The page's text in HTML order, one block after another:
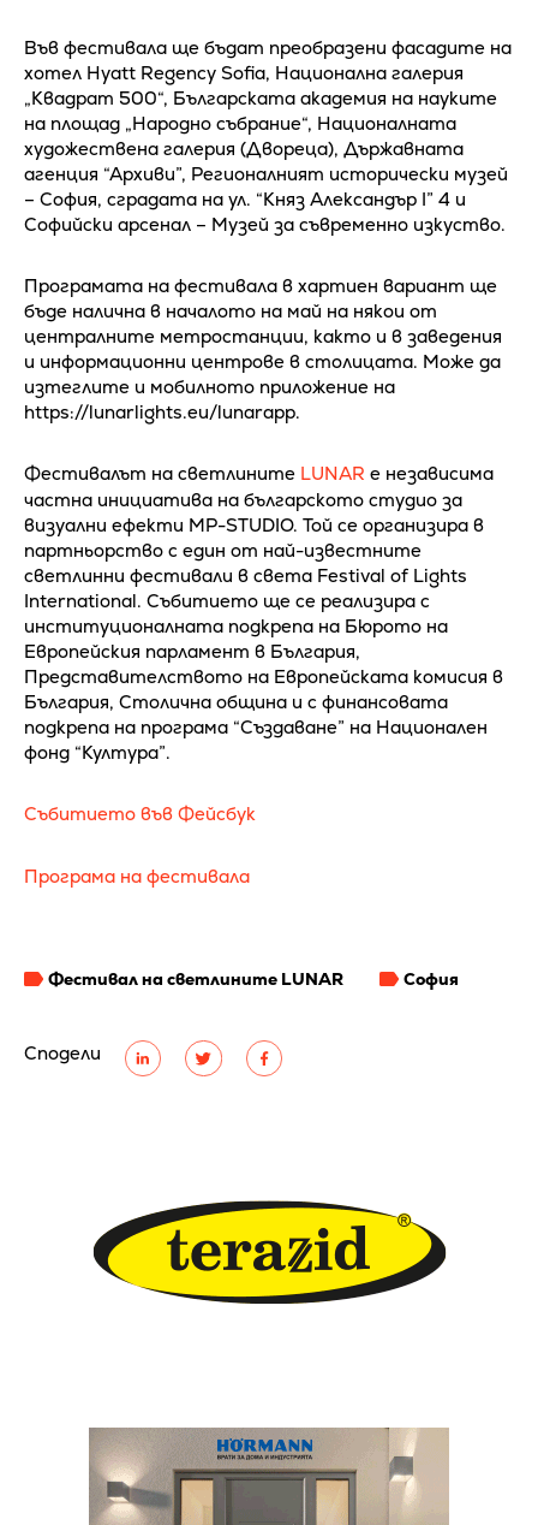
Сподели
Във фестивала ще бъдат преобразени фасадите на
хотел Hyatt Regency Sofia, Национална галерия
„Квадрат 500“, Българската академия на науките
на площад „Народно събрание“, Националната
художествена галерия (Двореца), Държавната
агенция “Архиви”, Регионалният исторически музей
– София, сградата на ул. “Княз Александър I” 4 и
Софийски арсенал – Музей за съвременно изкуство.
Програмата на фестивала в хартиен вариант ще
бъде налична в началото на май на някои от
централните метростанции, както и в заведения
и информационни центрове в столицата. Може да
изтеглите и мобилното приложение на
https://lunarlights.eu/lunarapp.
Фестивалът на светлините LUNAR e независима
частна инициатива на българското студио за
визуални ефекти MP-STUDIO. Той се организира в
партньорство с един от най-известните
светлинни фестивали в света Festival of Lights
International. Събитието ще се реализира с
институционалната подкрепа на Бюрото на
Европейския парламент в България,
Представителството на Европейската комисия в
България, Столична община и с финансовата
подкрепа на програма “Създаване” на Национален
фонд “Култура”.
Събитието във Фейсбук
Програма на фестивала
Фестивал на светлините LUNAR София